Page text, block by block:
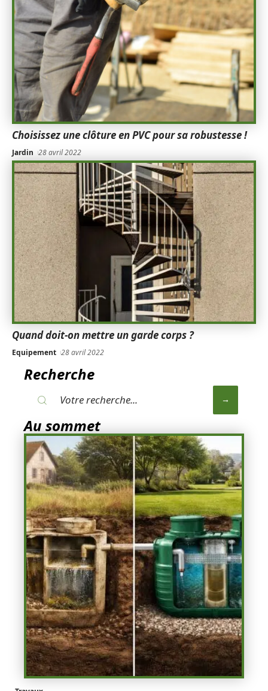
Choisissez une clôture en PVC pour sa robustesse !
Jardin 28 avril 2022
Quand doit-on mettre un garde corps ?
Equipement 28 avril 2022
Recherche
Au sommet